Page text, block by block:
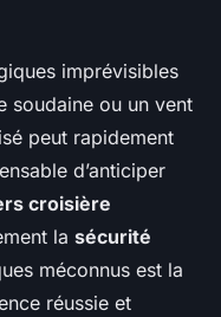
imprévisibles
soudaine ou un vent
peut rapidement
d’anticiper
croisière
la sécurité
méconnus est la
réussie et